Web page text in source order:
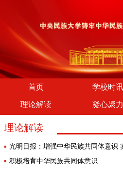
首页 学校时讯
理论解读 凝心聚力
理论解读
光明日报：增强中华民族共同体意识
族伟大复兴
积极培育中华民族共同体意识